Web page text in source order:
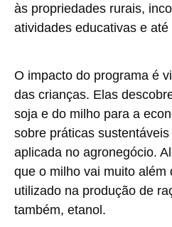
às propriedades rurais,
atividades educativas e
O impacto do programa é
das crianças. Elas
soja e do milho para a
sobre práticas
aplicada no agronegócio.
que o milho vai muito além
utilizado na produção de
também, etanol.